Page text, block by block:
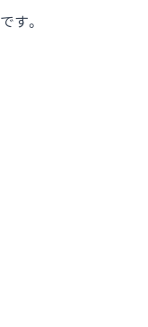
す。